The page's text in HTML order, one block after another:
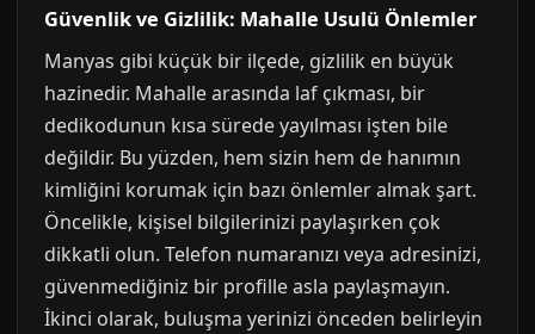
Güvenlik ve Gizlilik: Mahalle Usulü Önlemler
Manyas gibi küçük bir ilçede, gizlilik en büyük
hazinedir. Mahalle arasında laf çıkması, bir
dedikodunun kısa sürede yayılması işten bile
değildir. Bu yüzden, hem sizin hem de hanımın
kimliğini korumak için bazı önlemler almak şart.
Öncelikle, kişisel bilgilerinizi paylaşırken çok
dikkatli olun. Telefon numaranızı veya adresinizi,
güvenmediğiniz bir profille asla paylaşmayın.
İkinci olarak, buluşma yerinizi önceden belirleyin